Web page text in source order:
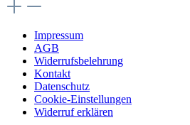
Impressum
AGB
Widerrufsbelehrung
Kontakt
Datenschutz
Cookie-Einstellungen
Widerruf erklären